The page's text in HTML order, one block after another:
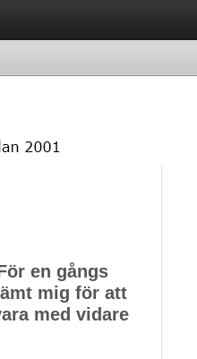
en gångs
mig för att
med vidare